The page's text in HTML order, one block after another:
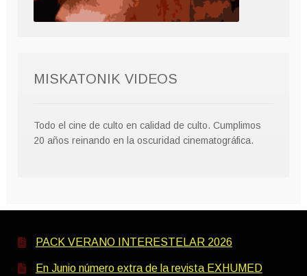
MISKATONIK VIDEOS
Todo el cine de culto en calidad de culto. Cumplimos
20 años reinando en la oscuridad cinematográfica.
PACK VERANO INTERESTELAR 2026
En Junio número extra de la revista EXHUMED